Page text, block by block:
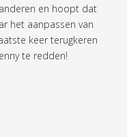
en hoopt dat
het aanpassen van
keer terugkeren
te redden!